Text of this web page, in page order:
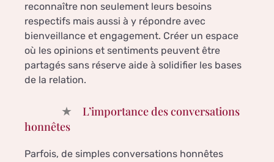
reconnaître non seulement leurs besoins
respectifs mais aussi à y répondre avec
bienveillance et engagement. Créer un espace
où les opinions et sentiments peuvent être
partagés sans réserve aide à solidifier les bases
de la relation.
L’importance des conversations
honnêtes
Parfois, de simples conversations honnêtes